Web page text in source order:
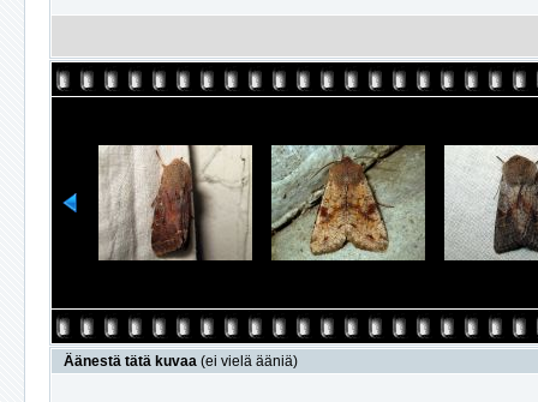
Äänestä tätä kuvaa (ei vielä ääniä)